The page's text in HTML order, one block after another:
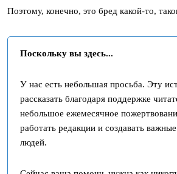
Поэтому, конечно, это бред какой-то,
Поскольку вы здесь...
У нас есть небольшая просьба. Эту
рассказать благодаря поддержке
небольшое ежемесячное
работать редакции и создавать
людей.